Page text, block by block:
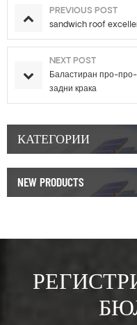
PREVIOUS POST
sandwich roof
NEXT POST
Баластиран про-
задни крака
КАТЕГОРИИ
NEW PRODUCTS